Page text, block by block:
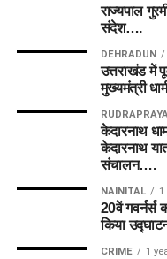
राज्यपाल
संदेश….
DEHRADUN
उत्तराखंड में
मुख्यमंत्री
केदारनाथ
केदारनाथ
संचालन….
NAINITAL 1
20वें गवर्नर्स
किया
CRIME 1